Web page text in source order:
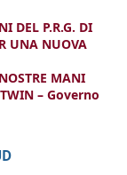
DEL P.R.G. DI
UNA NUOVA
MANI
– Governo